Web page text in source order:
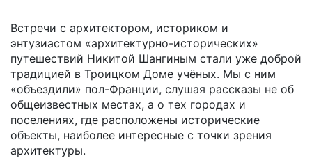
Встречи с архитектором, историком и
энтузиастом «архитектурно-исторических»
путешествий Никитой Шангиным стали уже доброй
традицией в Троицком Доме учёных. Мы с ним
«объездили» пол-Франции, слушая рассказы не об
общеизвестных местах, а о тех городах и
поселениях, где расположены исторические
объекты, наиболее интересные с точки зрения
архитектуры.